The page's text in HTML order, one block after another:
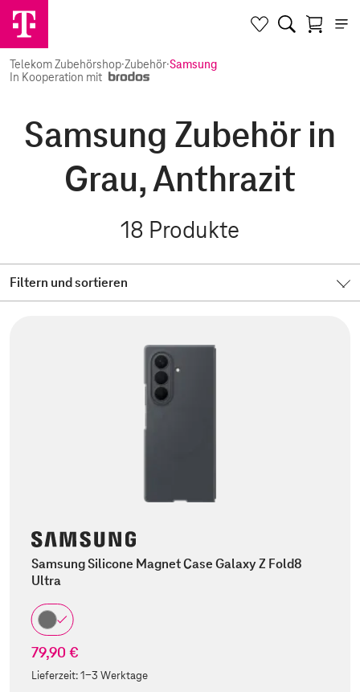
Telekom Zubehörshop·Zubehör·Samsung
In Kooperation mit
Samsung Zubehör in
Grau, Anthrazit
18 Produkte
Filtern und sortieren
Samsung Silicone Magnet Case Galaxy Z Fold8
Ultra
79,90 €
Lieferzeit:1-3 Werktage